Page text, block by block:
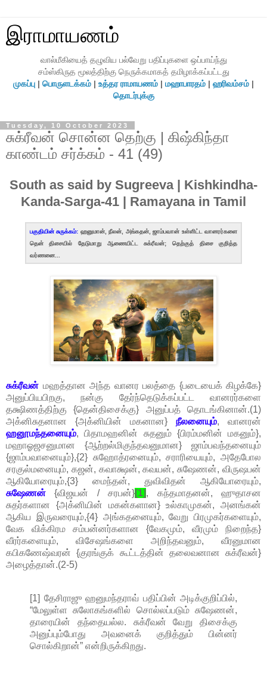
இராமாயணம்
வால்மீகியைத் தழுவிய பல்வேறு பதிப்புகளை ஒப்பாய்ந்து
சம்ஸ்கிருத மூலத்திற்கு நெருக்கமாகத் தமிழாக்கப்பட்டது
முகப்பு | பொருளடக்கம் | உத்தர ராமாயணம் | மஹாபாரதம் | ஹரிவம்சம் |
தொடர்புக்கு
Tuesday, 10 October 2023
சுக்ரீவன் சொன்ன தெற்கு | கிஷ்கிந்தா
காண்டம் சர்க்கம் - 41 (49)
South as said by Sugreeva | Kishkindha-
Kanda-Sarga-41 | Ramayana in Tamil
பகுதியின் சுருக்கம்: ஹனுமான், நீலன், அங்கதன், ஜாம்பவான் உள்ளிட்ட வானரர்களை
தென் திசையில் தேடுமாறு ஆணையிட்ட சுக்ரீவன்; தெற்குத் திசை குறித்த
வர்ணனை...
சுக்ரீவன் மஹத்தான அந்த வானர பலத்தை {படையைக் கிழக்கே}
அனுப்பியபிறகு, நன்கு தேர்ந்தெடுக்கப்பட்ட வானரர்களை
தக்ஷிணத்திற்கு {தென்திசைக்கு} அனுப்பத் தொடங்கினான்.(1)
அக்னிசுதனான {அக்னியின் மகனான} நீலனையும், வானரன்
ஹனூமந்தனையும், பிதாமஹனின் சுதனும் {பிரம்மனின் மகனும்},
மஹாஓஜசனுமான {ஆற்றல்மிகுந்தவனுமான} ஜாம்பவந்தனையும்
{ஜாம்பவானையும்},{2} சுஹோத்ரனையும், சராரியையும், அதேபோல
சரகுல்மனையும், கஜன், கவாக்ஷன், கவயன், சுஷேணன், விருஷபன்
ஆகியோரையும்,{3} மைந்தன், துவிவிதன் ஆகியோரையும்,
சுஷேணன் {விஜயன் / சரபன்}[1], கந்தமாதனன், ஹுதாசன
சுதர்களான {அக்னியின் மகன்களான} உல்காமுகன், அனங்கன்
ஆகிய இருவரையும்,{4} அங்கதனையும், வேறு பிரமுகர்களையும்,
வேக விக்கிரம சம்பன்னர்களான {வேகமும், வீரமும் நிறைந்த}
வீரர்களையும், விசேஷங்களை அறிந்தவனும், வீரனுமான
கபிகணேஷ்வரன் {குரங்குக் கூட்டத்தின் தலைவனான சுக்ரீவன்}
அழைத்தான்.(2-5)
[1] தேசிராஜு ஹனுமந்தராவ் பதிப்பின் அடிக்குறிப்பில்,
“மேலுள்ள சுலோகங்களில் சொல்லப்படும் சுஷேணன்,
தாரையின் தந்தையல்ல. சுக்ரீவன் வேறு திசைக்கு
அனுப்பும்போது அவனைக் குறித்தும் பின்னர்
சொல்கிறான்” என்றிருக்கிறது.